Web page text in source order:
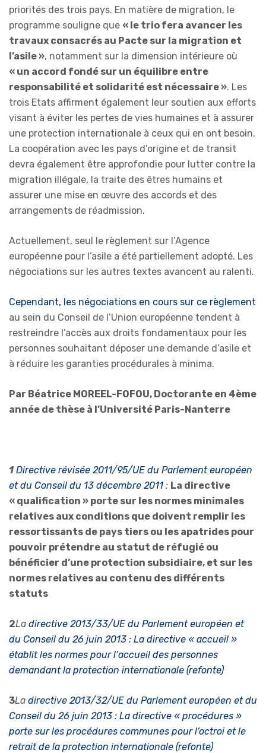
priorités des trois pays. En matière de migration, le
programme souligne que « le trio fera avancer les
travaux consacrés au Pacte sur la migration et
l’asile », notamment sur la dimension intérieure où
« un accord fondé sur un équilibre entre
responsabilité et solidarité est nécessaire ». Les
trois Etats affirment également leur soutien aux efforts
visant à éviter les pertes de vies humaines et à assurer
une protection internationale à ceux qui en ont besoin.
La coopération avec les pays d’origine et de transit
devra également être approfondie pour lutter contre la
migration illégale, la traite des êtres humains et
assurer une mise en œuvre des accords et des
arrangements de réadmission.
Actuellement, seul le règlement sur l’Agence
européenne pour l’asile a été partiellement adopté. Les
négociations sur les autres textes avancent au ralenti.
Cependant, les négociations en cours sur ce règlement
au sein du Conseil de l’Union européenne tendent à
restreindre l’accès aux droits fondamentaux pour les
personnes souhaitant déposer une demande d’asile et
à réduire les garanties procédurales à minima.
Par Béatrice MOREEL-FOFOU, Doctorante en 4ème
année de thèse à l’Université Paris-Nanterre
1 Directive révisée 2011/95/UE du Parlement européen
et du Conseil du 13 décembre 2011 : La directive
« qualification » porte sur les normes minimales
relatives aux conditions que doivent remplir les
ressortissants de pays tiers ou les apatrides pour
pouvoir prétendre au statut de réfugié ou
bénéficier d’une protection subsidiaire, et sur les
normes relatives au contenu des différents
statuts
2La directive 2013/33/UE du Parlement européen et
du Conseil du 26 juin 2013 : La directive « accueil »
établit les normes pour l’accueil des personnes
demandant la protection internationale (refonte)
3La directive 2013/32/UE du Parlement européen et du
Conseil du 26 juin 2013 : La directive « procédures »
porte sur les procédures communes pour l’octroi et le
retrait de la protection internationale (refonte)